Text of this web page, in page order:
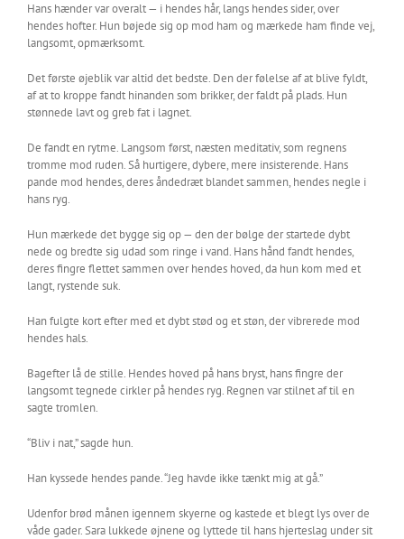
Hans hænder var overalt — i hendes hår, langs hendes sider, over
hendes hofter. Hun bøjede sig op mod ham og mærkede ham finde vej,
langsomt, opmærksomt.
Det første øjeblik var altid det bedste. Den der følelse af at blive fyldt,
af at to kroppe fandt hinanden som brikker, der faldt på plads. Hun
stønnede lavt og greb fat i lagnet.
De fandt en rytme. Langsom først, næsten meditativ, som regnens
tromme mod ruden. Så hurtigere, dybere, mere insisterende. Hans
pande mod hendes, deres åndedræt blandet sammen, hendes negle i
hans ryg.
Hun mærkede det bygge sig op — den der bølge der startede dybt
nede og bredte sig udad som ringe i vand. Hans hånd fandt hendes,
deres fingre flettet sammen over hendes hoved, da hun kom med et
langt, rystende suk.
Han fulgte kort efter med et dybt stød og et støn, der vibrerede mod
hendes hals.
Bagefter lå de stille. Hendes hoved på hans bryst, hans fingre der
langsomt tegnede cirkler på hendes ryg. Regnen var stilnet af til en
sagte tromlen.
“Bliv i nat,” sagde hun.
Han kyssede hendes pande. “Jeg havde ikke tænkt mig at gå.”
Udenfor brød månen igennem skyerne og kastede et blegt lys over de
våde gader. Sara lukkede øjnene og lyttede til hans hjerteslag under sit